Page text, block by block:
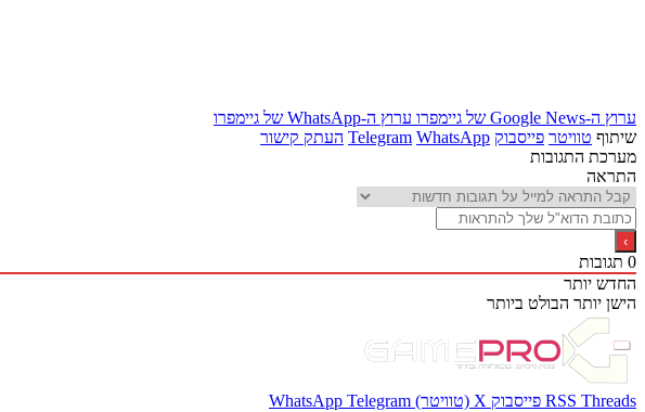
ערוץ ה-Google News של גיימפרו
ערוץ ה-WhatsApp של גיימפרו
שיתוף טוויטר פייסבוק Telegram WhatsApp
העתק קישור
מערכת התגובות
התראה
0 תגובות
החדש יותר
הישן יותר הבולט ביותר
RSS Threads פייסבוק X (טוויטר) WhatsApp Telegram